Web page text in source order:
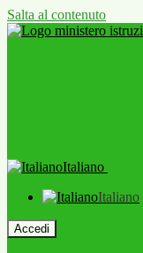
Salta al contenuto
Italiano
Italiano
Accedi